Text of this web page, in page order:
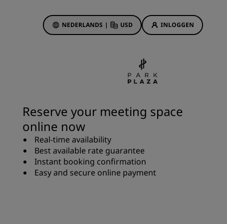
NEDERLANDS | USD INLOGGEN
Hotelaanbiedingen
Het is direct raak
Deals of the Day
Vooruitboeken
Bekijk onze arrangementen
Reserve your meeting space
online now
Real-time availability
Best available rate guarantee
Instant booking confirmation
Easy and secure online payment